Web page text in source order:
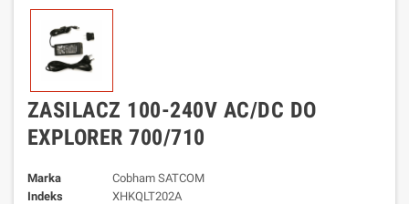
ZASILACZ 100-240V AC/DC DO
EXPLORER 700/710
Marka
Cobham SATCOM
Indeks
XHKQLT202A